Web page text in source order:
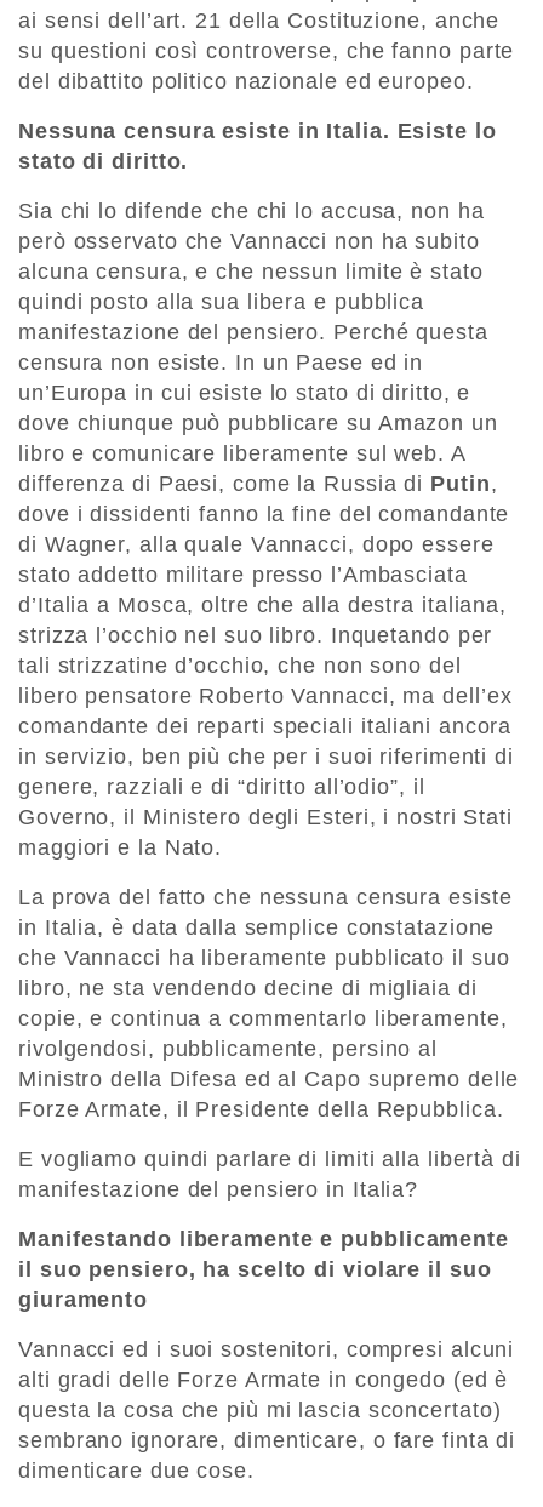
ai sensi dell’art. 21 della Costituzione, anche
su questioni così controverse, che fanno parte
del dibattito politico nazionale ed europeo.
Nessuna censura esiste in Italia. Esiste lo
stato di diritto.
Sia chi lo difende che chi lo accusa, non ha
però osservato che Vannacci non ha subito
alcuna censura, e che nessun limite è stato
quindi posto alla sua libera e pubblica
manifestazione del pensiero. Perché questa
censura non esiste. In un Paese ed in
un’Europa in cui esiste lo stato di diritto, e
dove chiunque può pubblicare su Amazon un
libro e comunicare liberamente sul web. A
differenza di Paesi, come la Russia di Putin,
dove i dissidenti fanno la fine del comandante
di Wagner, alla quale Vannacci, dopo essere
stato addetto militare presso l’Ambasciata
d’Italia a Mosca, oltre che alla destra italiana,
strizza l’occhio nel suo libro. Inquetando per
tali strizzatine d’occhio, che non sono del
libero pensatore Roberto Vannacci, ma dell’ex
comandante dei reparti speciali italiani ancora
in servizio, ben più che per i suoi riferimenti di
genere, razziali e di “diritto all’odio”, il
Governo, il Ministero degli Esteri, i nostri Stati
maggiori e la Nato.
La prova del fatto che nessuna censura esiste
in Italia, è data dalla semplice constatazione
che Vannacci ha liberamente pubblicato il suo
libro, ne sta vendendo decine di migliaia di
copie, e continua a commentarlo liberamente,
rivolgendosi, pubblicamente, persino al
Ministro della Difesa ed al Capo supremo delle
Forze Armate, il Presidente della Repubblica.
E vogliamo quindi parlare di limiti alla libertà di
manifestazione del pensiero in Italia?
Manifestando liberamente e pubblicamente
il suo pensiero, ha scelto di violare il suo
giuramento
Vannacci ed i suoi sostenitori, compresi alcuni
alti gradi delle Forze Armate in congedo (ed è
questa la cosa che più mi lascia sconcertato)
sembrano ignorare, dimenticare, o fare finta di
dimenticare due cose.